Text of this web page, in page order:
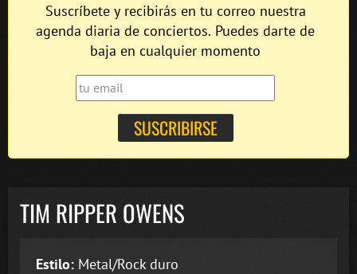
Suscríbete y recibirás en tu correo nuestra
agenda diaria de conciertos. Puedes darte de
baja en cualquier momento
TIM RIPPER OWENS
Estilo: Metal/Rock duro